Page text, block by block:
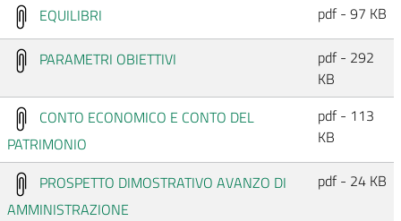
EQUILIBRI
pdf - 97 KB
PARAMETRI OBIETTIVI
pdf - 292
KB
CONTO ECONOMICO E CONTO DEL
PATRIMONIO
pdf - 113
KB
PROSPETTO DIMOSTRATIVO AVANZO DI
AMMINISTRAZIONE
pdf - 24 KB